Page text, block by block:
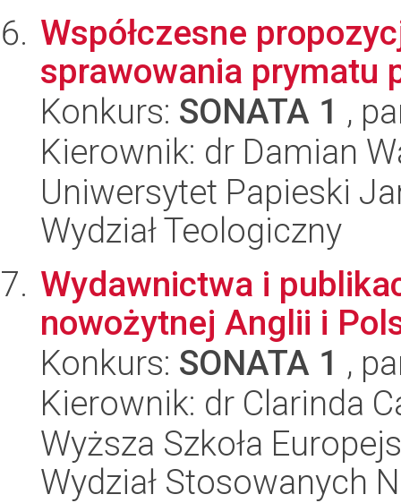
Współczesne
sprawowania prymatu
Konkurs: SONATA 1 ,
Kierownik: dr Damian
Uniwersytet Papieski
Wydział Teologiczny
Wydawnictwa i
nowożytnej Anglii i
Konkurs: SONATA 1 ,
Kierownik: dr Clarinda
Wyższa Szkoła
Wydział Stosowanych